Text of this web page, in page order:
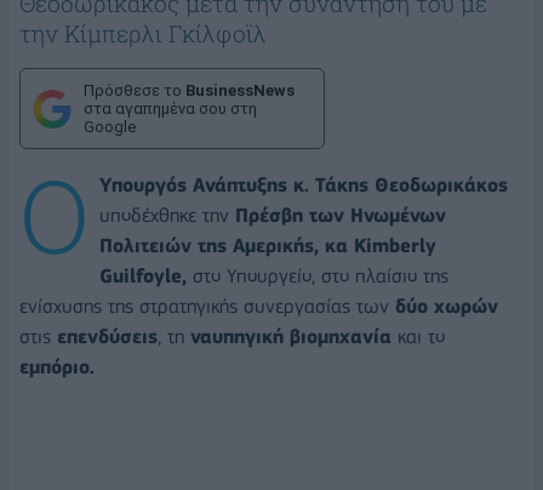
την Κίμπερλι Γκίλφοϊλ
Πρόσθεσε το BusinessNews
στα αγαπημένα σου στη
Google
Ο
Υπουργός Ανάπτυξης κ. Τάκης Θεοδωρικάκος
υποδέχθηκε την Πρέσβη των Ηνωμένων
Πολιτειών της Αμερικής, κα Kimberly
Guilfoyle, στο Υπουργείο, στο πλαίσιο της
ενίσχυσης της στρατηγικής συνεργασίας των δύο χωρών
στις επενδύσεις, τη ναυπηγική βιομηχανία και το
εμπόριο.